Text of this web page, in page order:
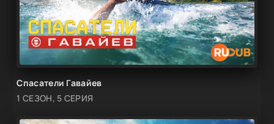
Спасатели Гавайев
1 СЕЗОН, 5 СЕРИЯ